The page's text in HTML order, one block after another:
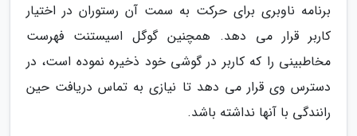
برنامه ناوبری برای حرکت به سمت آن رستوران در اختیار
کاربر قرار می دهد. همچنین گوگل اسیستنت فهرست
مخاطبینی را که کاربر در گوشی خود ذخیره نموده است، در
دسترس وی قرار می دهد تا نیازی به تماس دریافت حین
رانندگی با آنها نداشته باشد.